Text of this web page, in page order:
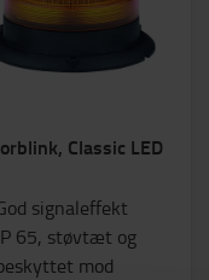
Classic LED
signaleffekt
65, støvtæt og
mod